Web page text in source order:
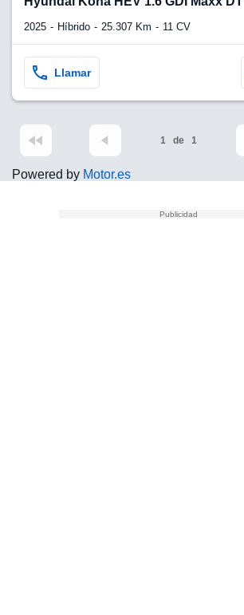
2025 Híbrido 25.307 Km 11 CV
Llamar
1 de 1
Powered by Motor.es